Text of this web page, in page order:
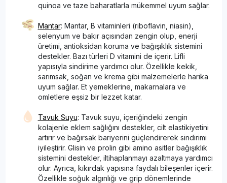
quinoa ve taze baharatlarla mükemmel uyum sağlar.
Mantar: Mantar, B vitaminleri (riboflavin, niasin),
selenyum ve bakır açısından zengin olup, enerji
üretimi, antioksidan koruma ve bağışıklık sistemini
destekler. Bazı türleri D vitamini de içerir. Lifli
yapısıyla sindirime yardımcı olur. Özellikle kekik,
sarımsak, soğan ve krema gibi malzemelerle harika
uyum sağlar. Et yemeklerine, makarnalara ve
omletlere eşsiz bir lezzet katar.
Tavuk Suyu: Tavuk suyu, içeriğindeki zengin
kolajenle eklem sağlığını destekler, cilt elastikiyetini
artırır ve bağırsak bariyerini güçlendirerek sindirimi
iyileştirir. Glisin ve prolin gibi amino asitler bağışıklık
sistemini destekler, iltihaplanmayı azaltmaya yardımcı
olur. Ayrıca, kıkırdak yapısına faydalı bileşenler içerir.
Özellikle soğuk algınlığı ve grip dönemlerinde